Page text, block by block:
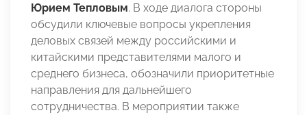
Юрием Тепловым. В ходе диалога стороны
обсудили ключевые вопросы укрепления
деловых связей между российскими и
китайскими представителями малого и
среднего бизнеса, обозначили приоритетные
направления для дальнейшего
сотрудничества. В мероприятии также